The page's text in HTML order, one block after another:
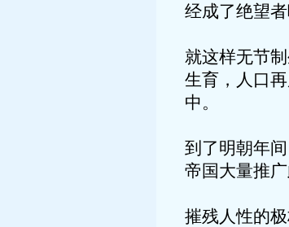
经成了绝望
就这样无节
生育，人口
中。
到了明朝年
帝国大量推
摧残人性的